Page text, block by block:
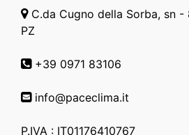
C.da Cugno della Sorba, sn
PZ
+39 0971 83106
info@paceclima.it
P.IVA : IT01176410767